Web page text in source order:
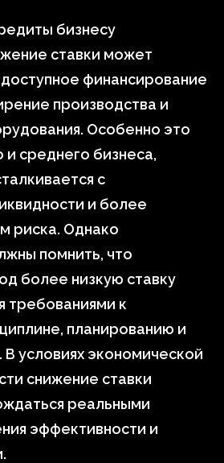
бизнесу
ставки может
финансирование
производства и
Особенно это
и среднего бизнеса,
с
и более
риска. Однако
помнить, что
более низкую ставку
требованиями к
планированию и
условиях экономической
снижение ставки
реальными
эффективности и